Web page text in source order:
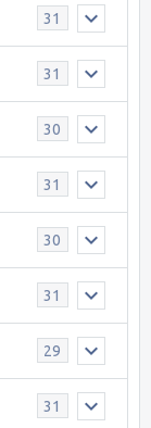
31
31
30
31
30
31
29
31